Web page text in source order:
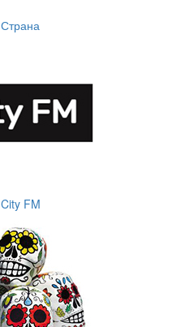
Страна
City FM